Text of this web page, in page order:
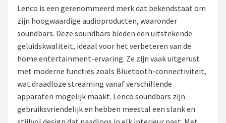
Muziekstijlen
Sonos
Shop
Lenco is een gerenommeerd merk dat bekendstaat om
zijn hoogwaardige audioproducten, waaronder
soundbars. Deze soundbars bieden een uitstekende
geluidskwaliteit, ideaal voor het verbeteren van de
home entertainment-ervaring. Ze zijn vaak uitgerust
met moderne functies zoals Bluetooth-connectiviteit,
wat draadloze streaming vanaf verschillende
apparaten mogelijk maakt. Lenco soundbars zijn
gebruiksvriendelijk en hebben meestal een slank en